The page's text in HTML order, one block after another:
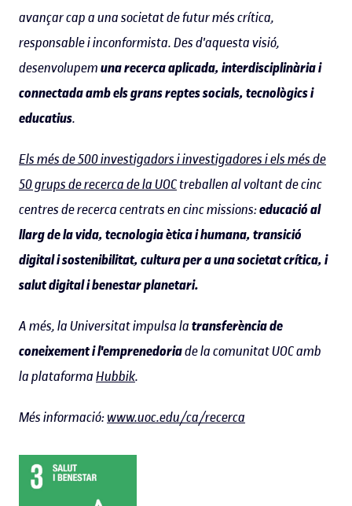
avançar cap a una societat de futur més crítica,
responsable i inconformista. Des d'aquesta visió,
desenvolupemuna recerca aplicada, interdisciplinària i
connectada amb els grans reptes socials, tecnològics i
educatius.
Els més de 500 investigadors i investigadores i els més de
50 grups de recerca de la UOCtreballen al voltant de cinc
centres de recerca centrats en cinc missions:educació al
llarg de la vida, tecnologia ètica i humana, transició
digital i sostenibilitat, cultura per a una societat crítica, i
salut digital i benestar planetari.
A més, la Universitat impulsa latransferència de
coneixement i l'emprenedoriade la comunitat UOC amb
la plataformaHubbik.
Més informació:www.uoc.edu/ca/recerca